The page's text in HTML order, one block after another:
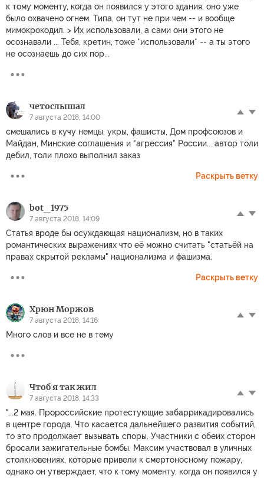
к тому моменту, когда он появился у этого здания, оно уже
было охвачено огнем. Типа, он тут не при чем -- и вообще
мимокрокодил. > Их использовали, а сами они этого не
осознавали ... Тебя, кретин, тоже *использовали* -- а ты этого
не осознаешь до сих пор...
четослышал
7 августа 2018, 14:00
смешались в кучу немцы, укры, фашисты, Дом профсоюзов и
Майдан, Минские соглашения и "агрессия" России... автор толи
дебил, толи плохо выполнил заказ
Раскрыть ветку
bot_1975
7 августа 2018, 14:09
Статья вроде бы осуждающая национализм, но в таких
романтических выражениях что её можно считать "статьёй на
правах скрытой рекламы" национализма и фашизма.
Раскрыть ветку
Хрюн Моржов
7 августа 2018, 14:16
Много слов и все не в тему
Чтоб я так жил
7 августа 2018, 14:33
"...2 мая. Пророссийские протестующие забаррикадировались
в центре города. Что касается дальнейшего развития событий,
то это продолжает вызывать споры. Участники с обеих сторон
бросали зажигательные бомбы. Максим участвовал в уличных
столкновениях, которые привели к смертоносному пожару,
однако он утверждает, что к тому моменту, когда он появился у